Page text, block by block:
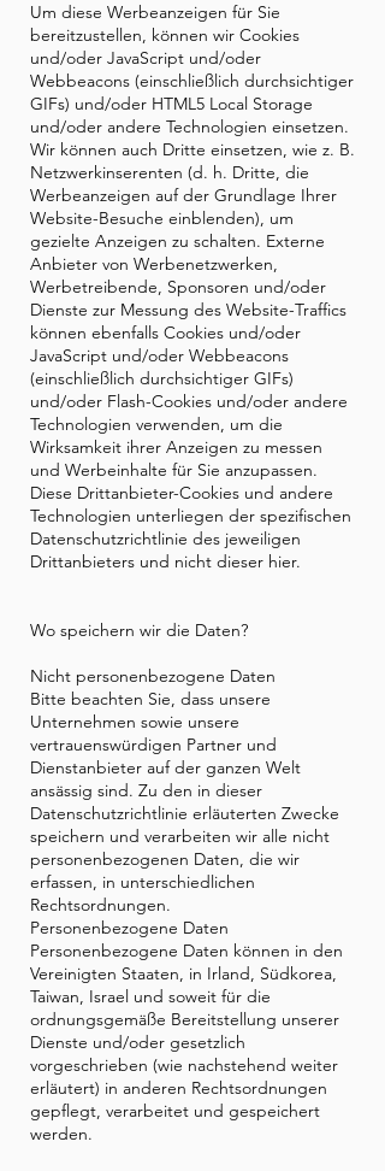
Um diese Werbeanzeigen für Sie
bereitzustellen, können wir Cookies
und/oder JavaScript und/oder
Webbeacons (einschließlich durchsichtiger
GIFs) und/oder HTML5 Local Storage
und/oder andere Technologien einsetzen.
Wir können auch Dritte einsetzen, wie z. B.
Netzwerkinserenten (d. h. Dritte, die
Werbeanzeigen auf der Grundlage Ihrer
Website-Besuche einblenden), um
gezielte Anzeigen zu schalten. Externe
Anbieter von Werbenetzwerken,
Werbetreibende, Sponsoren und/oder
Dienste zur Messung des Website-Traffics
können ebenfalls Cookies und/oder
JavaScript und/oder Webbeacons
(einschließlich durchsichtiger GIFs)
und/oder Flash-Cookies und/oder andere
Technologien verwenden, um die
Wirksamkeit ihrer Anzeigen zu messen
und Werbeinhalte für Sie anzupassen.
Diese Drittanbieter-Cookies und andere
Technologien unterliegen der spezifischen
Datenschutzrichtlinie des jeweiligen
Drittanbieters und nicht dieser hier.
Wo speichern wir die Daten?
Nicht personenbezogene Daten
Bitte beachten Sie, dass unsere
Unternehmen sowie unsere
vertrauenswürdigen Partner und
Dienstanbieter auf der ganzen Welt
ansässig sind. Zu den in dieser
Datenschutzrichtlinie erläuterten Zwecke
speichern und verarbeiten wir alle nicht
personenbezogenen Daten, die wir
erfassen, in unterschiedlichen
Rechtsordnungen.
Personenbezogene Daten
Personenbezogene Daten können in den
Vereinigten Staaten, in Irland, Südkorea,
Taiwan, Israel und soweit für die
ordnungsgemäße Bereitstellung unserer
Dienste und/oder gesetzlich
vorgeschrieben (wie nachstehend weiter
erläutert) in anderen Rechtsordnungen
gepflegt, verarbeitet und gespeichert
werden.